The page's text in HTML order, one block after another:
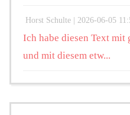
Horst Schulte | 2026-06-05
Ich habe diesen Text mit
und mit diesem etw...